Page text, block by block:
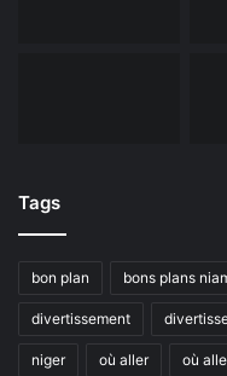
Tags
bon plan bons plans
divertissement
niger où aller où